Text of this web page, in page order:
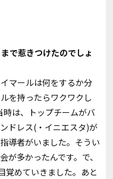
で惹きつけたのでしょ
マールは何をするか分
を持ったらワクワクし
は、トップチームがバ
ドレス(・イニエスタ)が
導者がいました。そうい
が多かったんです。で、
覚めていきました。あと